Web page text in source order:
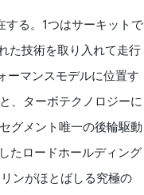
る。1つはサーキットで
た技術を取り入れて走行
ーマンスモデルに位置す
、ターボテクノロジーに
グメント唯一の後輪駆動
たロードホールディング
ンがほとばしる究極の